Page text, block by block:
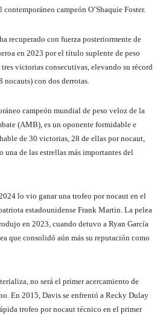
campeón O’Shaquie Foster.
recuperado con fuerza posteriormente de
en 2023 por el título suplente de peso
victorias consecutivas, elevando su récord
con dos derrotas.
campeón mundial de peso veloz de la
(AMB), es un oponente formidable e
de 30 victorias, 28 de ellas por nocaut,
una de las estrellas más importantes del
lo vio ganar una trofeo por nocaut en el
estadounidense Frank Martin. La pelea
en 2023, cuando detuvo a Ryan García
que consolidó aún más su reputación como
no será el primer acercamiento de
En 2015, Davis se enfrentó a Recky Dulay
trofeo por nocaut técnico en el primer